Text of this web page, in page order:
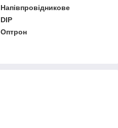
Напівпровідникове
DIP
Оптрон